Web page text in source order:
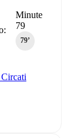
Minute
79
79‎’‎